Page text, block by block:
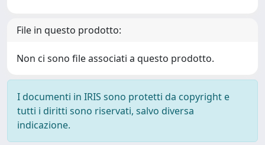
File in questo prodotto:
Non ci sono file associati a questo prodotto.
I documenti in IRIS sono protetti da copyright e
tutti i diritti sono riservati, salvo diversa
indicazione.